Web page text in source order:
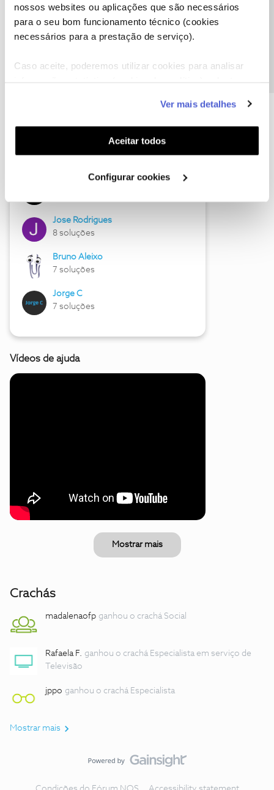
nossos websites ou aplicações que são necessários
para o seu bom funcionamento técnico (cookies
necessários para a prestação de serviço).
Caso aceite, poderemos utilizar cookies para analisar
funcionalidades (cookies de personalização e
funcionalidade) e adaptar anúncios aos seus interesses
(cookies de publicidade personalizada). Pode gerir a
utilização dos cookies clicando em "Configurar
Ver mais detalhes
Aceitar todos
Configurar cookies
Descubra as novidades de junho
Hall of Fame de junho
Jose Rodrigues
8 soluções
Bruno Aleixo
7 soluções
Jorge C
7 soluções
Vídeos de ajuda
Mostrar mais
Crachás
madalenaofp ganhou o crachá Social
Rafaela F. ganhou o crachá Especialista em serviço de
Televisão
jppo ganhou o crachá Especialista
Mostrar mais